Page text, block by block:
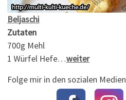
Beljaschi
Zutaten
700g Mehl
1 Würfel Hefe…weiter
Folge mir in den sozialen Medien